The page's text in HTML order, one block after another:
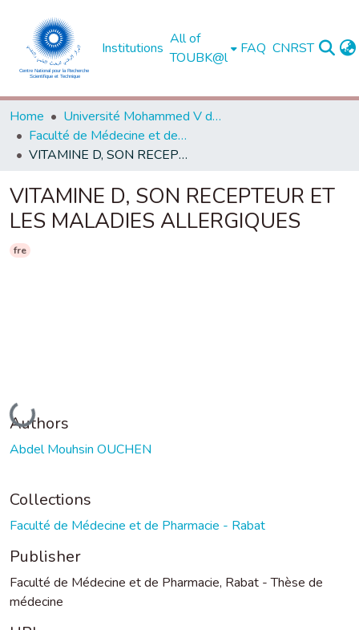
Institutions
All of
TOUBK@l
FAQ CNRST
Home
Université Mohammed V de Rabat
Faculté de Médecine et de Pharmacie - Rabat
VITAMINE D, SON RECEPTEUR ET LES MALADIES ALLERGIQUES
VITAMINE D, SON RECEPTEUR ET
LES MALADIES ALLERGIQUES
fre
Loading...
Authors
Abdel Mouhsin OUCHEN
Collections
Faculté de Médecine et de Pharmacie - Rabat
Publisher
Faculté de Médecine et de Pharmacie, Rabat - Thèse de
médecine